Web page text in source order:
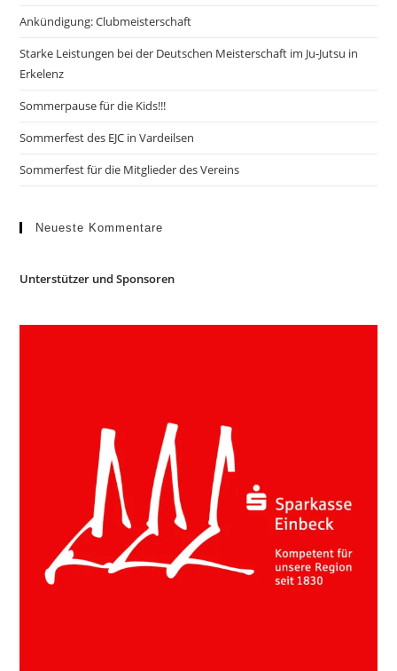
Ankündigung: Clubmeisterschaft
Starke Leistungen bei der Deutschen Meisterschaft im Ju-Jutsu in
Erkelenz
Sommerpause für die Kids!!!
Sommerfest des EJC in Vardeilsen
Sommerfest für die Mitglieder des Vereins
Neueste Kommentare
Unterstützer und Sponsoren